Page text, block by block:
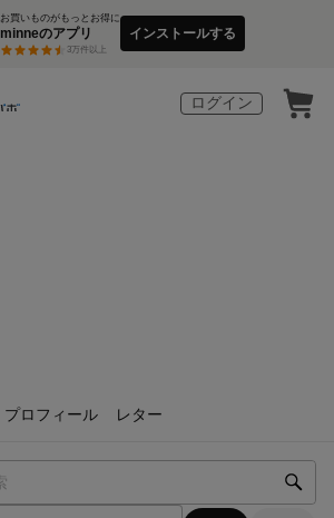
お買いものがもっとお得に
minneのアプリ
3万件以上
インストールする
ログイン
プロフィール レター